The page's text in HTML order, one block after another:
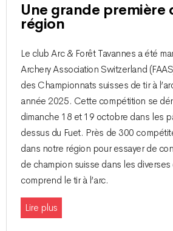
Une grande première
région
Le club Arc & Forêt Tavannes a été
Archery Association Switzerland
des Championnats suisses de tir à
année 2025. Cette compétition se
dimanche 18 et 19 octobre dans les
dessus du Fuet. Près de 300
dans notre région pour essayer de
de champion suisse dans les
comprend le tir à l’arc.
Lire plus